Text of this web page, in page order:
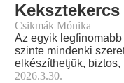
Keksztekercs
Csikmák Mónika
Az egyik
szinte mindenki
elkészíthetjük, biztos,
2026.3.30.